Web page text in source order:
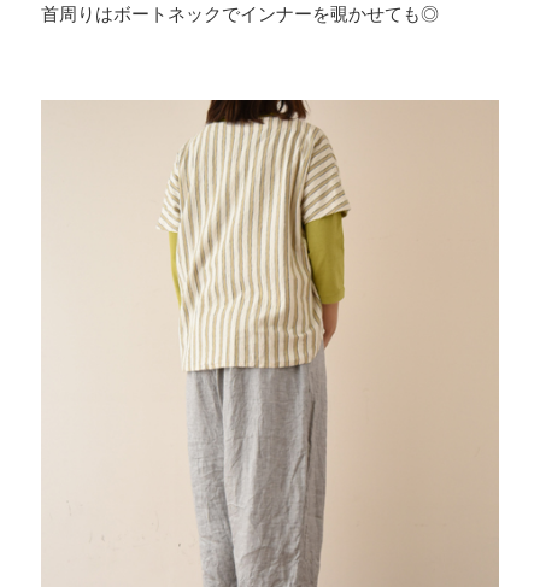
首周りはボートネックでインナーを覗かせても◎